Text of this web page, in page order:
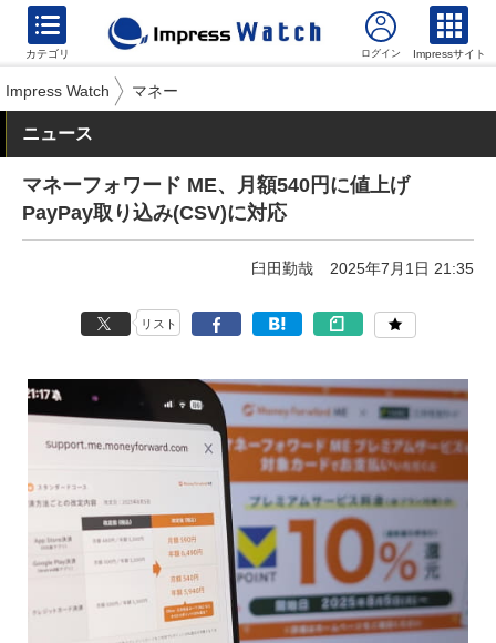
カテゴリ Impressサイト
Impress Watch マネー
ニュース
マネーフォワード ME、月額540円に値上げ
PayPay取り込み(CSV)に対応
臼田勤哉 2025年7月1日 21:35
リスト